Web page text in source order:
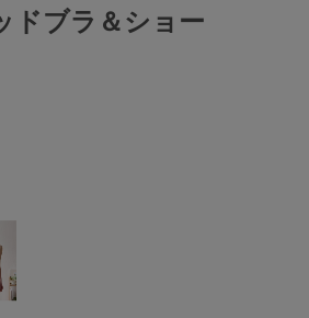
ブラ＆ショー